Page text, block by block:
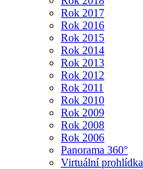
Rok 2017
Rok 2016
Rok 2015
Rok 2014
Rok 2013
Rok 2012
Rok 2011
Rok 2010
Rok 2009
Rok 2008
Rok 2006
Panorama 360°
Virtuální prohlídka